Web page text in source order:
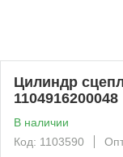
Цилиндр
1104916200048
В наличии
Код: 1103590